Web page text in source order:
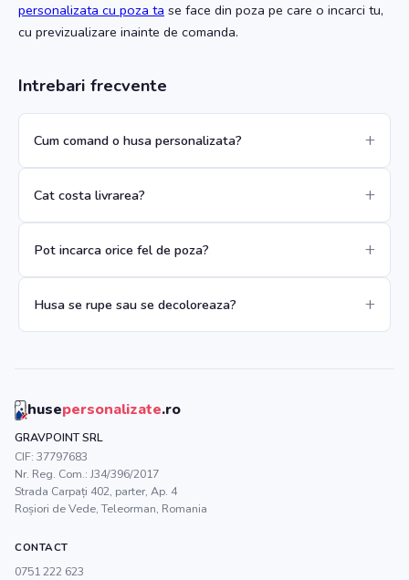
personalizata cu poza ta se face din poza pe care o incarci tu,
cu previzualizare inainte de comanda.
Intrebari frecvente
Cum comand o husa personalizata?
Cat costa livrarea?
Pot incarca orice fel de poza?
Husa se rupe sau se decoloreaza?
husepersonalizate.ro
GRAVPOINT SRL
CIF: 37797683
Nr. Reg. Com.: J34/396/2017
Strada Carpați 402, parter, Ap. 4
Roșiori de Vede,Teleorman, Romania
CONTACT
0751 222 623